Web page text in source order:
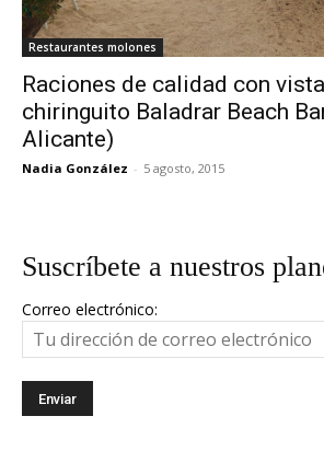
Restaurantes molones
Raciones de calidad con
chiringuito Baladrar Beach
Alicante)
Nadia González - 5 agosto, 2015
Suscríbete a nuestros
Correo electrónico: